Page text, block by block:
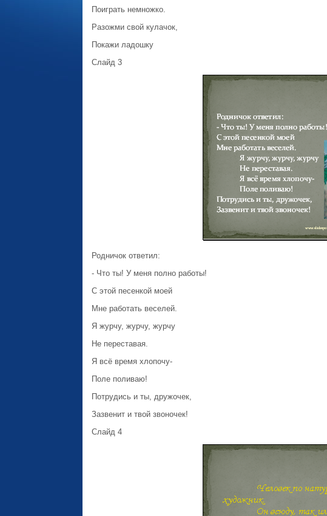
Поиграть немножко.
Разожми свой кулачок,
Покажи ладошку
Слайд 3
Родничок ответил:
- Что ты! У меня полно работы!
С этой песенкой моей
Мне работать веселей.
Я журчу, журчу, журчу
Не переставая.
Я всё время хлопочу-
Поле поливаю!
Потрудись и ты, дружочек,
Зазвенит и твой звоночек!
Слайд 4